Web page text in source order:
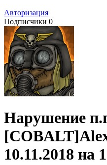
Авторизация
Подписчики 0
Нарушение
10.11.2018 на